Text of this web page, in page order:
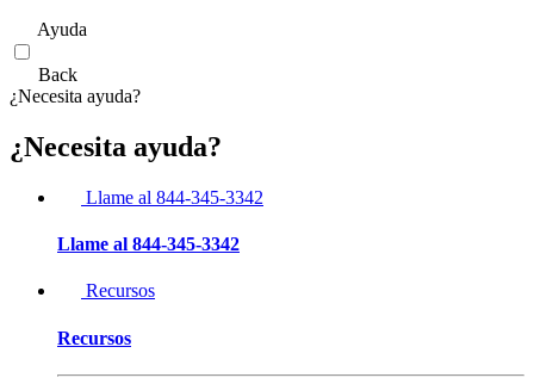
Ayuda
Back
¿Necesita ayuda?
¿Necesita ayuda?
Llame al 844-345-3342
Llame al 844-345-3342
Recursos
Recursos